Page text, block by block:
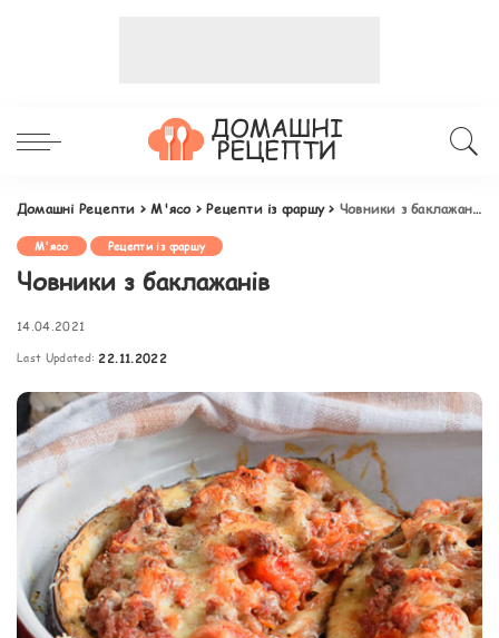
Домашні Рецепти >М'ясо>Рецепти із фаршу> Човники з баклажанів
М'ясо Рецепти із фаршу
Човники з баклажанів
14.04.2021
Last Updated: 22.11.2022